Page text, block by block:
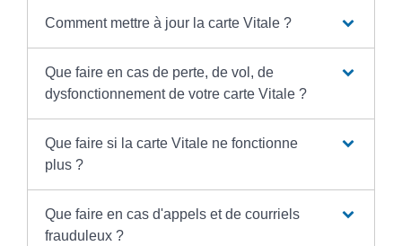
Comment mettre à jour la carte Vitale ?
Que faire en cas de perte, de vol, de
dysfonctionnement de votre carte Vitale ?
Que faire si la carte Vitale ne fonctionne
plus ?
Que faire en cas d'appels et de courriels
frauduleux ?